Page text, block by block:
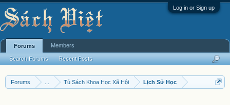
Log in or Sign up
Forums Tủ Sách Khoa Học Xã Hội Lịch Sử Học
Forums
Search Forums Recent Posts
Members